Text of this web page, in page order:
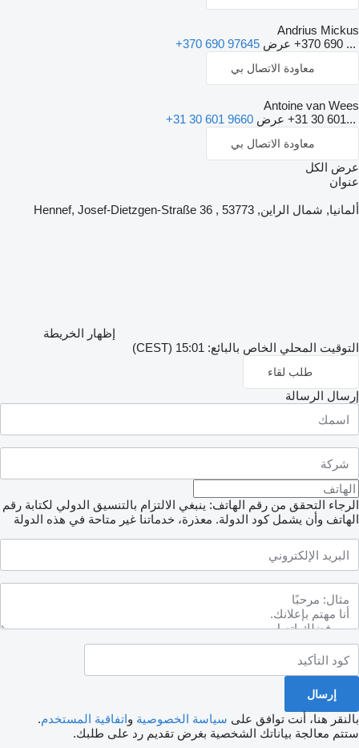
Andrius Mickus
+370 690 ... عرض +370 690 97645
معاودة الاتصال بي
Antoine van Wees
+31 30 601... عرض +31 30 601 9660
معاودة الاتصال بي
عرض الكل
عنوان
ألمانيا, شمال الراين, 53773 , Hennef, Josef-Dietzgen-Straße 36
إظهار الخريطة
التوقيت المحلي الخاص بالبائع: 15:01 (CEST)
طلب لقاء
إرسال الرسالة
الرجاء التحقق من رقم الهاتف: ينبغي الالتزام بالتنسيق الدولي لكتابة رقم
الهاتف وأن يشمل كود الدولة. معذرة، خدماتنا غير متاحة في هذه الدولة
بالنقر هنا، أنت توافق على سياسة الخصوصية واتفاقية المستخدم.
ستتم معالجة بياناتك الشخصية بغرض تقديم رد على طلبك.